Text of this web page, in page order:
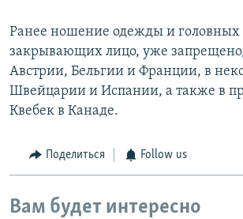
Ранее ношение одежды и головных
закрывающих лицо, уже запрещено,
Австрии, Бельгии и Франции, в
Швейцарии и Испании, а также в
Квебек в Канаде.
Поделиться Follow us
Вам будет интересно